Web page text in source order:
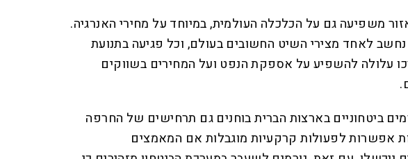
משפיעה גם על הכלכלה העולמית, במיוחד על מחירי האנרגיה.
נחשב לאחד מצירי השיט החשובים בעולם, וכל פגיעה בתנועת
עלולה להשפיע על אספקת הנפט ועל המחירים בשווקים
ביטחוניים בארצות הברית בוחנים גם תרחישים של החרפה
אפשרות לפעולות קרקעיות מוגבלות אם המאמצים